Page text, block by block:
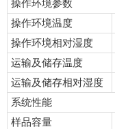
操作环境参数
操作环境温度
操作环境相对湿度
运输及储存温度
运输及储存相对湿度
系统性能
样品容量